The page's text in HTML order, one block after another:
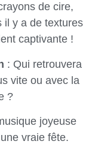
de cire,
y a de textures
captivante !
: Qui retrouvera
vite ou avec la
?
joyeuse
vraie fête.